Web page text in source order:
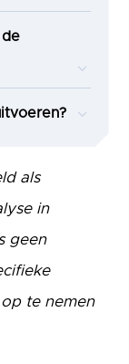
de
als
in
geen
te nemen